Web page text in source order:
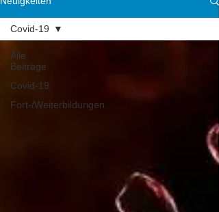
Alle
Beiträge
Covid-19
Fort-/Weiterbildungen
Covid-19